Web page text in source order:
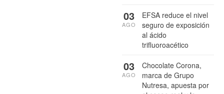
EFSA reduce el nivel
seguro de exposición
al ácido
trifluoroacético
03
AGO
Chocolate Corona,
marca de Grupo
Nutresa, apuesta por
03
AGO